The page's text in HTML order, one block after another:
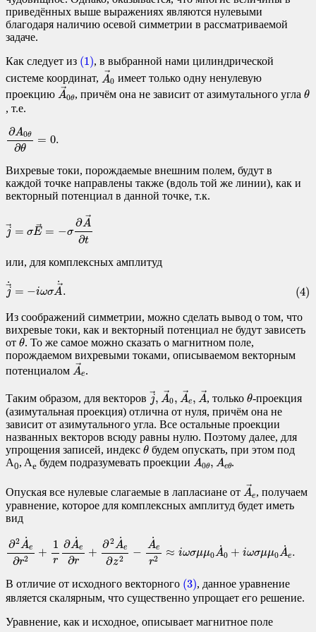
приведённых выше выражениях являются нулевыми
благодаря наличию осевой симметрии в рассматриваемой
задаче.
Как следует из (1)
(1), в выбранной нами цилиндрической
системе координат,
→
A0
A
имеет только одну ненулевую
проекцию →
A0θ
A→0θ
, причём она не зависит от азимутального углаθ
θ
, т.е.
∂A0θ
∂θ
= 0.
∂A0
Вихревые токи, порождаемые внешним полем, будут в
каждой точке направлены также (вдоль той же линии), как и
векторный потенциал в данной точке, т.к.
→
j = σ →
E = −σ
∂ →
A
∂t
→
или, для комплексных амплитуд
˙
→
j = −iωσ
˙
→
A. (4)
Из соображений симметрии, можно сделать вывод о том, что
вихревые токи, как и векторный потенциал не будут зависеть
от θ
θ. То же самое можно сказать о магнитном поле,
порождаемом вихревыми токами, описываемом векторным
потенциалом →
Ae
A→e
.
Таким образом, для векторов →
j, →
A0, →
Ae, →
A
j→ ,A →0 A→
, только θ
θ-проекция
(азимутальная проекция) отлична от нуля, причём она не
зависит от азимутального угла. Все остальные проекции
названных векторов всюду равны нулю. Поэтому далее, для
упрощения записей, индекс θ
θ будем опускать, при этом под
A0, Ae будем подразумевать проекции A0θ, Aeθ
A0θ,Ae θ
.
Опуская все нулевые слагаемые в лапласиане от →
Ae
A
, получаем
уравнение, которое для комплексных амплитуд будет иметь
вид
∂2 ˙
Ae
∂r2
+
1
r
∂ ˙
Ae
∂r
+
∂2 ˙
Ae
∂z2
−
˙
Ae
r2
≈ iωσμμ0 ˙
A0 + iωσμμ0 ˙
Ae.
∂2A ˙ ∂ A ∂2A −A
В отличие от исходного векторного (3)
(3), данное уравнение
является скалярным, что существенно упрощает его решение.
Уравнение, как и исходное, описывает магнитное поле